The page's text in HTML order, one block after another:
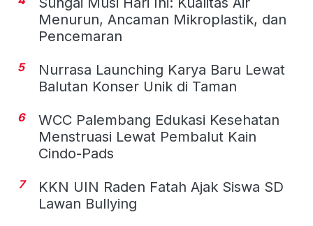
Menurun, Ancaman Mikroplastik, dan
Pencemaran
5
Nurrasa Launching Karya Baru Lewat
Balutan Konser Unik di Taman
6
WCC Palembang Edukasi Kesehatan
Menstruasi Lewat Pembalut Kain
Cindo-Pads
7
KKN UIN Raden Fatah Ajak Siswa SD
Lawan Bullying